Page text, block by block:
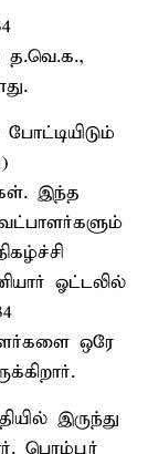
த.வெ.க.,
இந்த
ஓட்டலில்
ஒரே
இருந்து
பெரம்பூர்